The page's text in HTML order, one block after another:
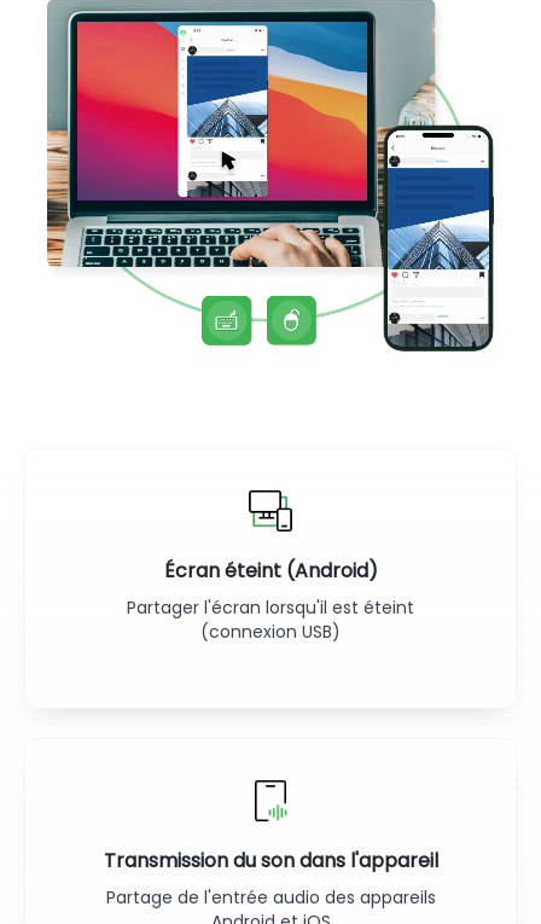
Écran éteint (Android)
Partager l'écran lorsqu'il est éteint
(connexion USB)
Transmission du son dans l'appareil
Partage de l'entrée audio des appareils